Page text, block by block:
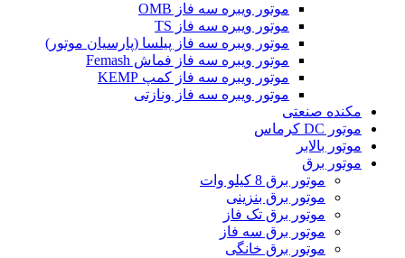
موتور ویبره سه فاز OMB
موتور ویبره سه فاز TS
موتور ویبره سه فاز پیلسا (پارسیان موتور)
موتور ویبره سه فاز فماش Femash
موتور ویبره سه فاز کمپ KEMP
موتور ویبره سه فاز ونازتی
مکنده صنعتی
موتور DC کرماس
موتور بالابر
موتور برق
موتور برق 8 کیلو وات
موتور برق بنزینی
موتور برق تک فاز
موتور برق سه فاز
موتور برق خانگی